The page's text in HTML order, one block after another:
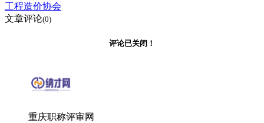
工程造价协会
文章评论(0)
评论已关闭！
重庆职称评审网